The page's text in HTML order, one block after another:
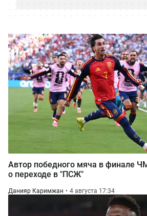
Автор победного мяча в финале
о переходе в "ПСЖ"
Данияр Каримжан 4 августа 17:34